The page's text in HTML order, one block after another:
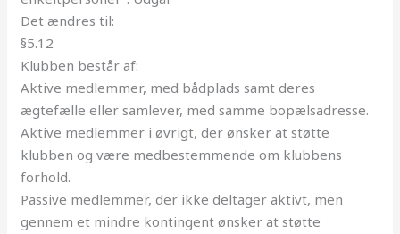
Det ændres til:
§5.12
Klubben består af:
Aktive medlemmer, med bådplads samt deres
ægtefælle eller samlever, med samme bopælsadresse.
Aktive medlemmer i øvrigt, der ønsker at støtte
klubben og være medbestemmende om klubbens
forhold.
Passive medlemmer, der ikke deltager aktivt, men
gennem et mindre kontingent ønsker at støtte